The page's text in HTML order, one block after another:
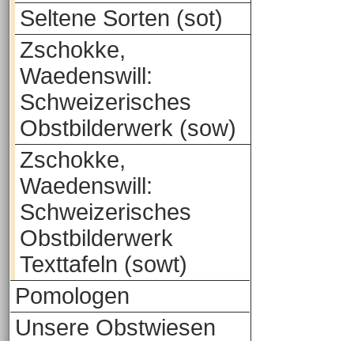
Seltene Sorten (sot)
Zschokke,
Waedenswill:
Schweizerisches
Obstbilderwerk (sow)
Zschokke,
Waedenswill:
Schweizerisches
Obstbilderwerk
Texttafeln (sowt)
Pomologen
Unsere Obstwiesen